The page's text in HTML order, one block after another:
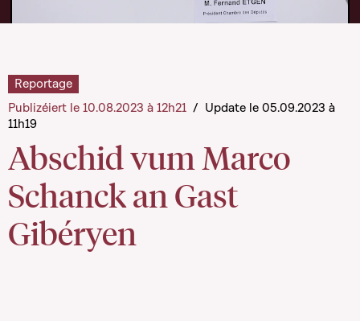
Abschid vum Marco
Schanck an Gast
Gibéryen
Reportage
Publizéiert le 10.08.2023 à 12h21 / Update le 05.09.2023 à
11h19